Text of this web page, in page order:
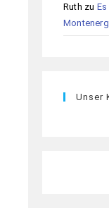
Ruth zu
Unser